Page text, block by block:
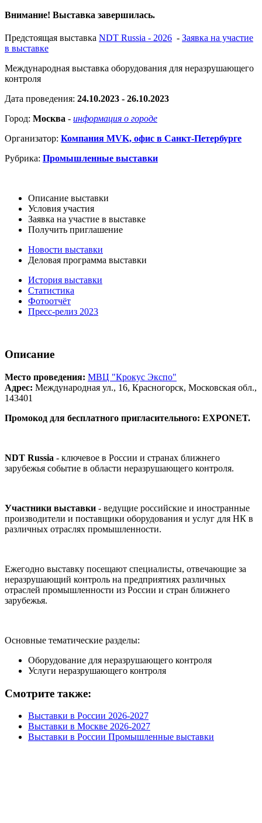
Внимание! Выставка завершилась.
Предстоящая выставка NDT Russia - 2026 - Заявка на участие
в выставке
Международная выставка оборудования для неразрушающего
контроля
Дата проведения: 24.10.2023 - 26.10.2023
Город: Москва - информация о городе
Организатор: Компания MVK, офис в Санкт-Петербурге
Рубрика: Промышленные выставки
Описание выставки
Условия участия
Заявка на участие в выставке
Получить приглашение
Новости выставки
Деловая программа выставки
История выставки
Статистика
Фотоотчёт
Пресс-релиз 2023
Описание
Место проведения: МВЦ "Крокус Экспо"
Адрес: Международная ул., 16, Красногорск, Московская обл.,
143401
Промокод для бесплатного пригласительного: EXPONET.
NDT Russia - ключевое в России и странах ближнего
зарубежья событие в области неразрушающего контроля.
Участники выставки - ведущие российские и иностранные
производители и поставщики оборудования и услуг для НК в
различных отраслях промышленности.
Ежегодно выставку посещают специалисты, отвечающие за
неразрушающий контроль на предприятиях различных
отраслей промышленности из России и стран ближнего
зарубежья.
Основные тематические разделы:
Оборудование для неразрушающего контроля
Услуги неразрушающего контроля
Смотрите также:
Выставки в России 2026-2027
Выставки в Москве 2026-2027
Выставки в России Промышленные выставки